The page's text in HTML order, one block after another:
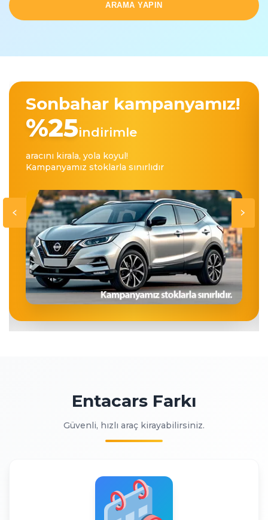
ARAMA YAPIN
Sonbahar kampanyamız!
%25indirimle
aracını kirala, yola koyul!
Kampanyamız stoklarla sınırlıdır
Entacars Farkı
Güvenli, hızlı araç kirayabilirsiniz.